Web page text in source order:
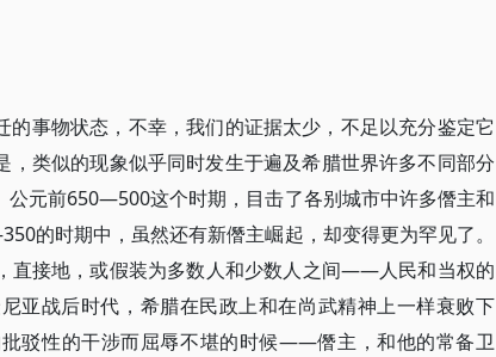
事物状态，不幸，我们的证据太少，不足以充分鉴定它
类似的现象似乎同时发生于遍及希腊世界许多不同部分
元前650—500这个时期，目击了各别城市中许多僭主和
的时期中，虽然还有新僭主崛起，却变得更为罕见了。
直接地，或假装为多数人和少数人之间——人民和当权的
亚战后时代，希腊在民政上和在尚武精神上一样衰败下
驳性的干涉而屈辱不堪的时候——僭主，和他的常备卫